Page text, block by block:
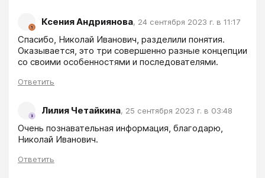
Ксения Андриянова, 24 сентября 2023 г. в 11:17
Спасибо, Николай Иванович, разделили понятия.
Оказывается, это три совершенно разные концепции
со своими особенностями и последователями.
Ответить
Лилия Четайкина, 25 сентября 2023 г. в 03:48
Очень познавательная информация, благодарю,
Николай Иванович.
Ответить